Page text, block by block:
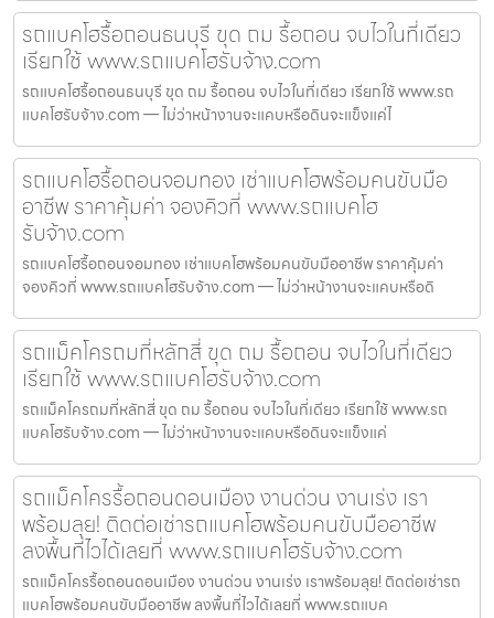
รถแบคโฮรื้อถอนธนบุรี ขุด ถม รื้อถอน จบไวในที่เดียว
เรียกใช้ www.รถแบคโฮรับจ้าง.com
รถแบคโฮรื้อถอนธนบุรี ขุด ถม รื้อถอน จบไวในที่เดียว เรียกใช้ www.รถ
แบคโฮรับจ้าง.com — ไม่ว่าหน้างานจะแคบหรือดินจะแข็งแค่ไ
รถแบคโฮรื้อถอนจอมทอง เช่าแบคโฮพร้อมคนขับมือ
อาชีพ ราคาคุ้มค่า จองคิวที่ www.รถแบคโฮ
รับจ้าง.com
รถแบคโฮรื้อถอนจอมทอง เช่าแบคโฮพร้อมคนขับมืออาชีพ ราคาคุ้มค่า
จองคิวที่ www.รถแบคโฮรับจ้าง.com — ไม่ว่าหน้างานจะแคบหรือดิ
รถแม็คโครถมที่หลักสี่ ขุด ถม รื้อถอน จบไวในที่เดียว
เรียกใช้ www.รถแบคโฮรับจ้าง.com
รถแม็คโครถมที่หลักสี่ ขุด ถม รื้อถอน จบไวในที่เดียว เรียกใช้ www.รถ
แบคโฮรับจ้าง.com — ไม่ว่าหน้างานจะแคบหรือดินจะแข็งแค่
รถแม็คโครรื้อถอนดอนเมือง งานด่วน งานเร่ง เรา
พร้อมลุย! ติดต่อเช่ารถแบคโฮพร้อมคนขับมืออาชีพ
ลงพื้นที่ไวได้เลยที่ www.รถแบคโฮรับจ้าง.com
รถแม็คโครรื้อถอนดอนเมือง งานด่วน งานเร่ง เราพร้อมลุย! ติดต่อเช่ารถ
แบคโฮพร้อมคนขับมืออาชีพ ลงพื้นที่ไวได้เลยที่ www.รถแบค